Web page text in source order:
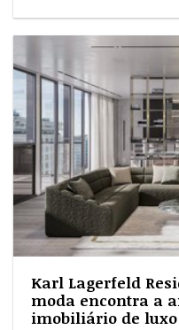
marcada por jardins e
Karl Lagerfeld
moda encontra a
imobiliário de luxo